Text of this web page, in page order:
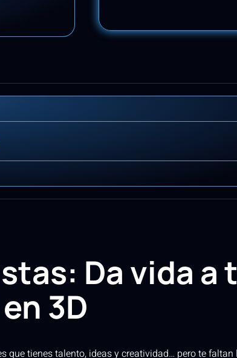
Da vida a
3D
que tienes talento, ideas y creatividad… pero te